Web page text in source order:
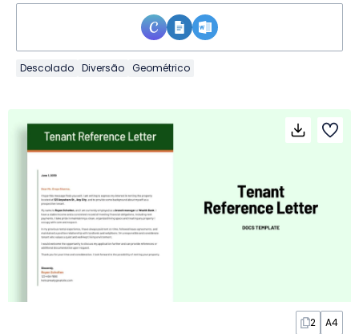
Descolado Diversão Geométrico
2 A4